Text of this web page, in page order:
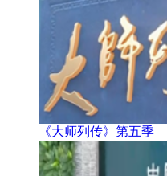
《大师列传》第五季